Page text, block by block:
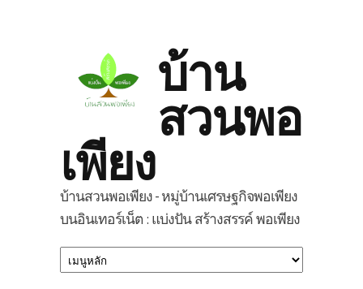
บ้าน
สวนพอ
เพียง
บ้านสวนพอเพียง - หมู่บ้านเศรษฐกิจพอเพียง
บนอินเทอร์เน็ต : แบ่งปัน สร้างสรรค์ พอเพียง